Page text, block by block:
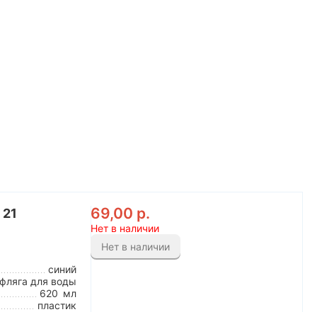
синий
фляга для воды
620 мл
пластик
69,00 р.
Нет в наличии
Нет в наличии